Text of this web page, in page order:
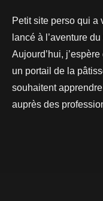
Petit site perso qui a
lancé à l’aventure
Aujourd’hui,
un portail de la
souhaitent
auprès des